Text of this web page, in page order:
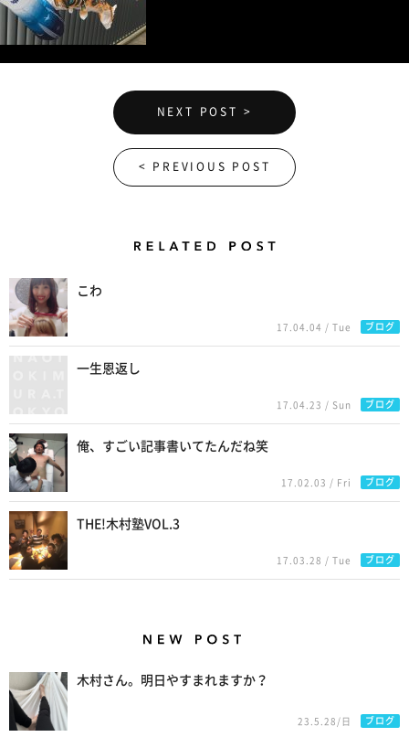
NEXT POST >
< PREVIOUS POST
こわ
17.04.04 / Tue ブログ
一生恩返し
17.04.23 / Sun ブログ
俺、すごい記事書いてたんだね笑
17.02.03 / Fri ブログ
THE!木村塾VOL.3
17.03.28 / Tue ブログ
木村さん。明日やすまれますか？
23.5.28/日 ブログ